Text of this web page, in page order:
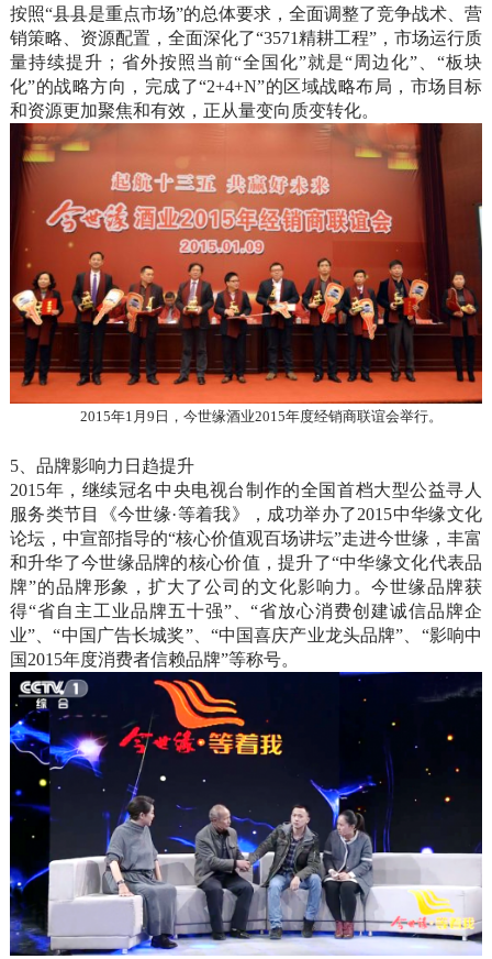
按照“县县是重点市场”的总体要求，全面调整了竞争战术、营
销策略、资源配置，全面深化了“3571精耕工程”，市场运行质
量持续提升；省外按照当前“全国化”就是“周边化”、“板块
化”的战略方向，完成了“2+4+N”的区域战略布局，市场目标
和资源更加聚焦和有效，正从量变向质变转化。
2015年1月9日，今世缘酒业2015年度经销商联谊会举行。
5、品牌影响力日趋提升
2015年，继续冠名中央电视台制作的全国首档大型公益寻人
服务类节目《今世缘·等着我》，成功举办了2015中华缘文化
论坛，中宣部指导的“核心价值观百场讲坛”走进今世缘，丰富
和升华了今世缘品牌的核心价值，提升了“中华缘文化代表品
牌”的品牌形象，扩大了公司的文化影响力。今世缘品牌获
得“省自主工业品牌五十强”、“省放心消费创建诚信品牌企
业”、“中国广告长城奖”、“中国喜庆产业龙头品牌”、“影响中
国2015年度消费者信赖品牌”等称号。